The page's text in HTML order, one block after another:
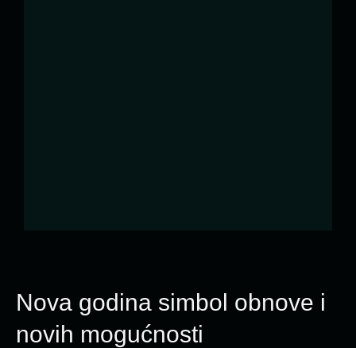
Nova godina simbol obnove i
novih mogućnosti